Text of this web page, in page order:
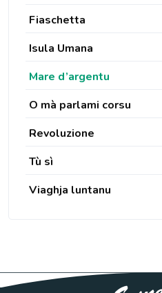
Fiaschetta
Isula Umana
Mare d’argentu
O mà parlami corsu
Revoluzione
Tù sì
Viaghja luntanu